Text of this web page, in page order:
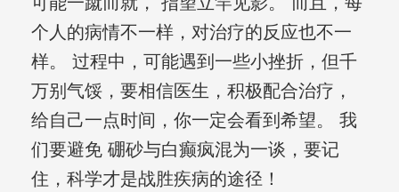
个人的病情不一样，对治疗的反应也不一
样。 过程中，可能遇到一些小挫折，但千
万别气馁，要相信医生，积极配合治疗，
给自己一点时间，你一定会看到希望。 我
们要避免 硼砂与白癫疯混为一谈，要记
住，科学才是战胜疾病的途径！